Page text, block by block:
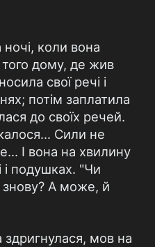
коли вона
того дому, де жив
свої речі і
потім заплатила
до своїх речей.
Сили не
І вона на хвилину
і подушках. "Чи
А може, й
здригнулася, мов на